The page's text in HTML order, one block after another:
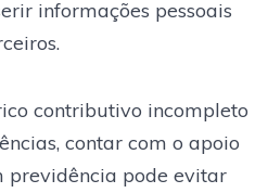
informações pessoais
contributivo incompleto
contar com o apoio
previdência pode evitar